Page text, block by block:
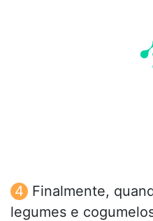
Finalmente,
legumes e